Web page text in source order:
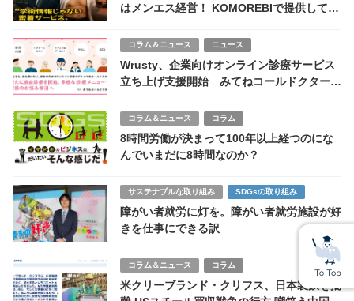
はメンエス経営！ KOMOREBIで提供してた
コラム＆ニュース ニュース
Wrusty、企業向けオンライン診療サービス
立ち上げ支援開始 みてねコールドクターが
コラム＆ニュース コラム
8時間労働が決まって100年以上経つのにな
んでいまだに8時間なのか？
サステナブルな取り組み SDGsの取り組み
障がい者就労に灯を。障がい者就労施設が好
きを仕事にできる訳
コラム＆ニュース コラム
米クリーブランド・クリフス、日本製鉄を批